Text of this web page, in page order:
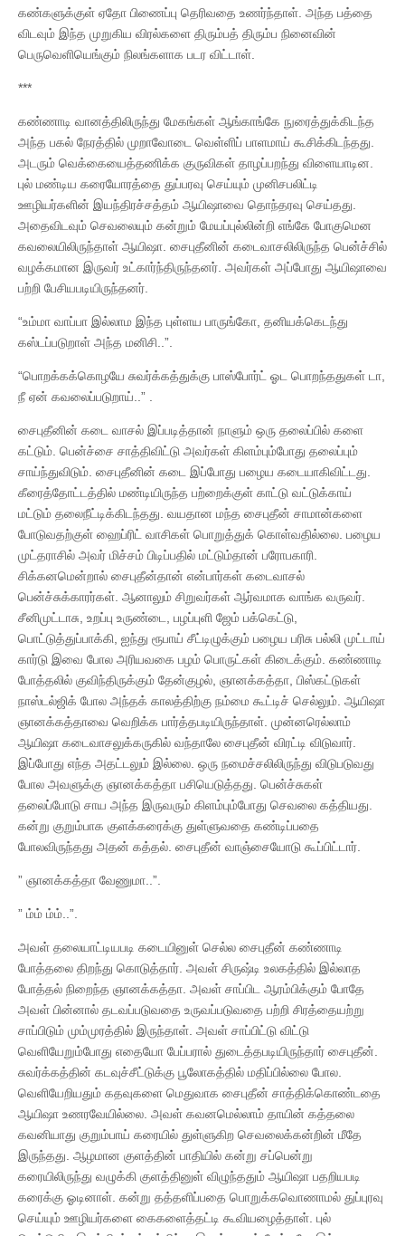
கண்களுக்குள் ஏதோ பிணைப்பு தெரிவதை உணர்ந்தாள். அந்த பத்தை
விடவும் இந்த முறுகிய விரல்களை திரும்பத் திரும்ப நினைவின்
பெருவெளியெங்கும் நிலங்களாக படர விட்டாள்.
***
கண்ணாடி வானத்திலிருந்து மேகங்கள் ஆங்காங்கே நுரைத்துக்கிடந்த
அந்த பகல் நேரத்தில் முறாவோடை வெள்ளிப் பாளமாய் கூசிக்கிடந்தது.
அடரும் வெக்கையைத்தணிக்க குருவிகள் தாழப்பறந்து விளையாடின.
புல் மண்டிய கரையோரத்தை துப்பரவு செய்யும் முனிசபலிட்டி
ஊழியர்களின் இயந்திரச்சத்தம் ஆயிஷாவை தொந்தரவு செய்தது.
அதைவிடவும் செவலையும் கன்றும் மேயப்புல்லின்றி எங்கே போகுமென
கவலையிலிருந்தாள் ஆயிஷா. சைபுதீனின் கடைவாசலிலிருந்த பென்ச்சில்
வழக்கமான இருவர் உட்கார்ந்திருந்தனர். அவர்கள் அப்போது ஆயிஷாவை
பற்றி பேசியபடியிருந்தனர்.
“உம்மா வாப்பா இல்லாம இந்த புள்ளய பாருங்கோ, தனியக்கெடந்து
கஸ்டப்படுறாள் அந்த மனிசி..”.
“பொறக்கக்கொழயே சுவர்க்கத்துக்கு பாஸ்போர்ட் ஓட பொறந்ததுகள் டா,
நீ ஏன் கவலைப்படுறாய்..” .
சைபுதீனின் கடை வாசல் இப்படித்தான் நாளும் ஒரு தலைப்பில் களை
கட்டும். பென்ச்சை சாத்திவிட்டு அவர்கள் கிளம்பும்போது தலைப்பும்
சாய்ந்துவிடும். சைபுதீனின் கடை இப்போது பழைய கடையாகிவிட்டது.
கீரைத்தோட்டத்தில் மண்டியிருந்த பற்றைக்குள் காட்டு வட்டுக்காய்
மட்டும் தலைநீட்டிக்கிடந்தது. வயதான மந்த சைபுதீன் சாமான்களை
போடுவதற்குள் ஹைப்ரிட் வாசிகள் பொறுத்துக் கொள்வதில்லை. பழைய
முட்தராசில் அவர் மிச்சம் பிடிப்பதில் மட்டும்தான் பரோபகாரி.
சிக்கனமென்றால் சைபுதீன்தான் என்பார்கள் கடைவாசல்
பென்ச்சுக்காரர்கள். ஆனாலும் சிறுவர்கள் ஆர்வமாக வாங்க வருவர்.
சீனிமுட்டாசு, உறப்பு உருண்டை, பழப்புளி ஜேம் பக்கெட்டு,
பொட்டுத்துப்பாக்கி, ஐந்து ரூபாய் சீட்டிழுக்கும் பழைய பரிசு பல்லி முட்டாய்
கார்டு இவை போல அரியவகை பழம் பொருட்கள் கிடைக்கும். கண்ணாடி
போத்தலில் குவிந்திருக்கும் தேன்குழல், ஞானக்கத்தா, பிஸ்கட்டுகள்
நாஸ்டல்ஜிக் போல அந்தக் காலத்திற்கு நம்மை கூட்டிச் செல்லும். ஆயிஷா
ஞானக்கத்தாவை வெறிக்க பார்த்தபடியிருந்தாள். முன்னரெல்லாம்
ஆயிஷா கடைவாசலுக்கருகில் வந்தாலே சைபுதீன் விரட்டி விடுவார்.
இப்போது எந்த அதட்டலும் இல்லை. ஒரு நமைச்சலிலிருந்து விடுபடுவது
போல அவளுக்கு ஞானக்கத்தா பசியெடுத்தது. பென்ச்சுகள்
தலைப்போடு சாய அந்த இருவரும் கிளம்பும்போது செவலை கத்தியது.
கன்று குறும்பாக குளக்கரைக்கு துள்ளுவதை கண்டிப்பதை
போலவிருந்தது அதன் கத்தல். சைபுதீன் வாஞ்சையோடு கூப்பிட்டார்.
” ஞானக்கத்தா வேணுமா..”.
” ம்ம் ம்ம்..”.
அவள் தலையாட்டியபடி கடையினுள் செல்ல சைபுதீன் கண்ணாடி
போத்தலை திறந்து கொடுத்தார். அவள் சிருஷ்டி உலகத்தில் இல்லாத
போத்தல் நிறைந்த ஞானக்கத்தா. அவள் சாப்பிட ஆரம்பிக்கும் போதே
அவள் பின்னால் தடவப்படுவதை உருவப்படுவதை பற்றி சிரத்தையற்று
சாப்பிடும் மும்முரத்தில் இருந்தாள். அவள் சாப்பிட்டு விட்டு
வெளியேறும்போது எதையோ பேப்பரால் துடைத்தபடியிருந்தார் சைபுதீன்.
சுவர்க்கத்தின் கடவுச்சீட்டுக்கு பூலோகத்தில் மதிப்பில்லை போல.
வெளியேறியதும் கதவுகளை மெதுவாக சைபுதீன் சாத்திக்கொண்டதை
ஆயிஷா உணரவேயில்லை. அவள் கவனமெல்லாம் தாயின் கத்தலை
கவனியாது குறும்பாய் கரையில் துள்ளுகிற செவலைக்கன்றின் மீதே
இருந்தது. ஆழமான குளத்தின் பாதியில் கன்று சப்பென்று
கரையிலிருந்து வழுக்கி குளத்தினுள் விழுந்ததும் ஆயிஷா பதறியபடி
கரைக்கு ஓடினாள். கன்று தத்தளிப்பதை பொறுக்கவொணாமல் துப்புரவு
செய்யும் ஊழியர்களை கைகளைத்தட்டி கூவியழைத்தாள். புல்